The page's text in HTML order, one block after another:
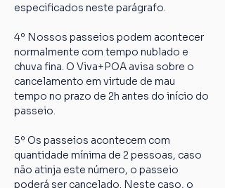
especificados neste parágrafo.
4º Nossos passeios podem acontecer
normalmente com tempo nublado e
chuva fina. O Viva+POA avisa sobre o
cancelamento em virtude de mau
tempo no prazo de 2h antes do início do
passeio.
5º Os passeios acontecem com
quantidade mínima de 2 pessoas, caso
não atinja este número, o passeio
poderá ser cancelado. Neste caso, o